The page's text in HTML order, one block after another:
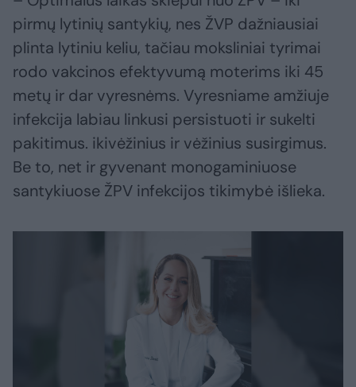
pirmų lytinių santykių, nes ŽVP dažniausiai
plinta lytiniu keliu, tačiau moksliniai tyrimai
rodo vakcinos efektyvumą moterims iki 45
metų ir dar vyresnėms. Vyresniame amžiuje
infekcija labiau linkusi persistuoti ir sukelti
pakitimus. ikivėžinius ir vėžinius susirgimus.
Be to, net ir gyvenant monogaminiuose
santykiuose ŽPV infekcijos tikimybė išlieka.